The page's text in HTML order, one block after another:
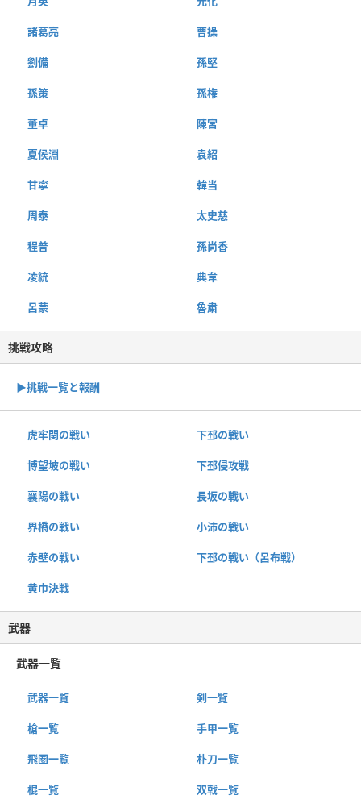
諸葛亮 曹操
劉備 孫堅
孫策 孫権
董卓 陳宮
夏侯淵 袁紹
甘寧 韓当
周泰 太史慈
程普 孫尚香
凌統 典韋
呂蒙 魯粛
挑戦攻略
▶︎挑戦一覧と報酬
虎牢関の戦い 下邳の戦い
博望坡の戦い 下邳侵攻戦
襄陽の戦い 長坂の戦い
界橋の戦い 小沛の戦い
赤壁の戦い 下邳の戦い（呂布戦）
黄巾決戦
武器
武器一覧
武器一覧 剣一覧
槍一覧 手甲一覧
飛圏一覧 朴刀一覧
棍一覧 双戟一覧